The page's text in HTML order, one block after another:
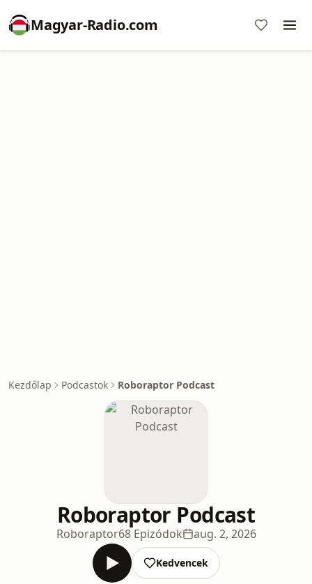
Magyar-Radio.com
Kezdőlap Podcastok Roboraptor Podcast
Roboraptor Podcast
Roboraptor68 Epizódok aug. 2, 2026
Kedvencek